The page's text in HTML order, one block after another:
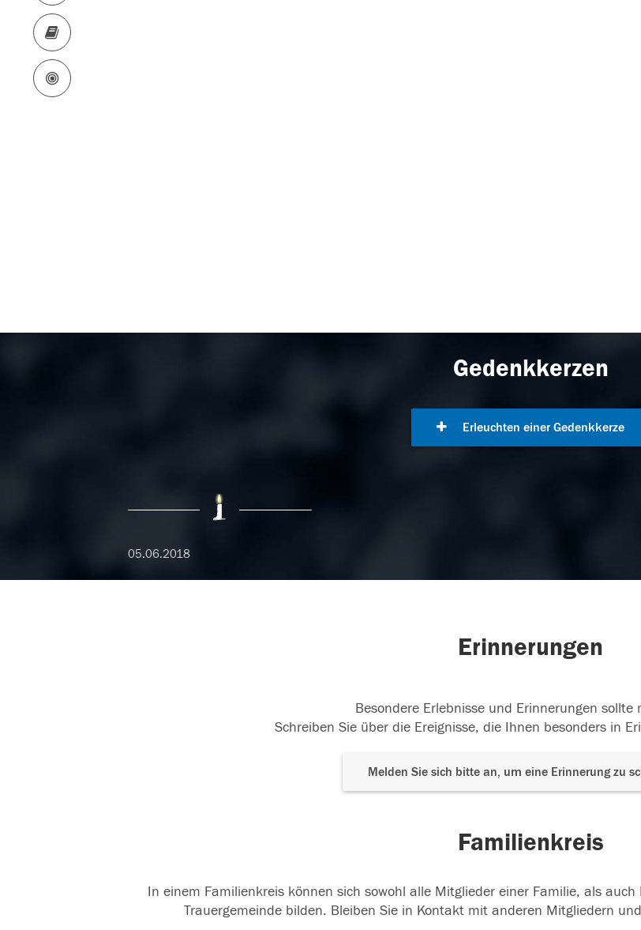
Gedenkkerzen
Erleuchten einer Gedenkkerze
05.06.2018
Erinnerungen
Besondere Erlebnisse und Erinnerungen sollte
Schreiben Sie über die Ereignisse, die Ihnen besonders in
Melden Sie sich bitte an, um eine Erinnerung zu
Familienkreis
In einem Familienkreis können sich sowohl alle Mitglieder einer Familie, als
Trauergemeinde bilden. Bleiben Sie in Kontakt mit anderen Mitgliedern